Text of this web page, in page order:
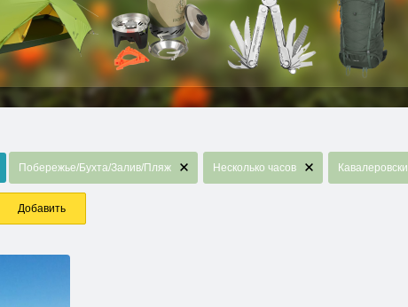
Побережье/Бухта/Залив/Пляж Несколько часов
Добавить